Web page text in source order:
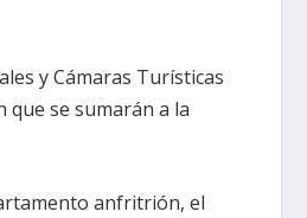
y Cámaras Turísticas
se sumarán a la
anfritrión, el